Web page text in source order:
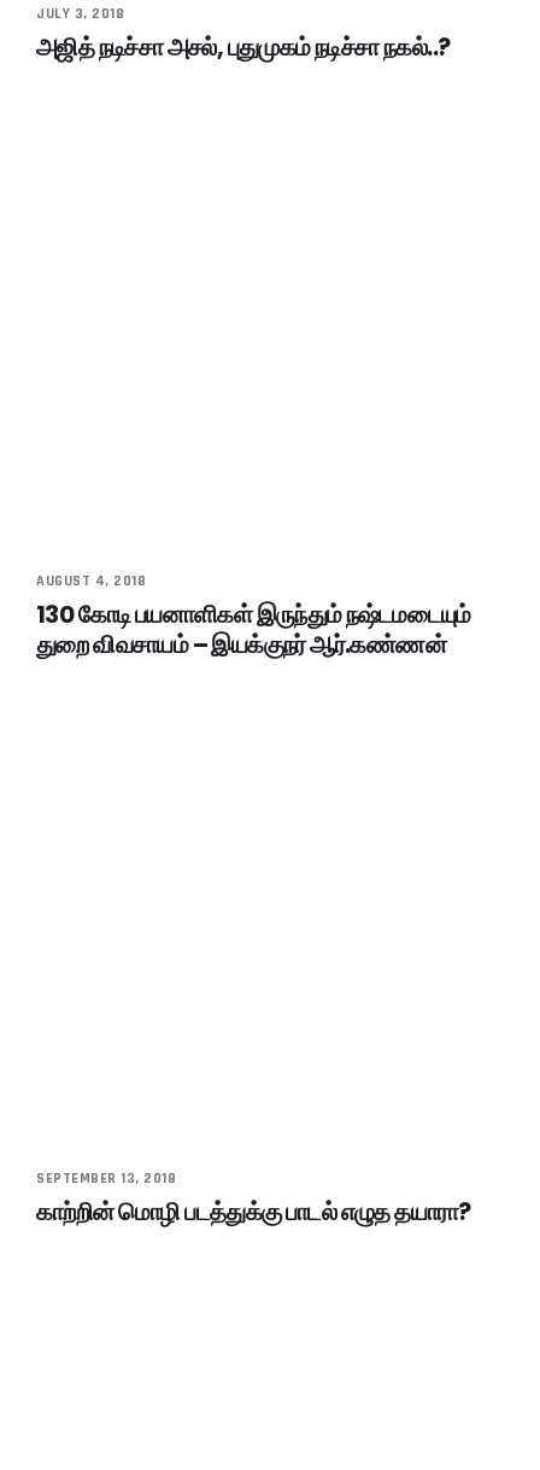
JULY 3, 2018
அஜித் நடிச்சா அசல், புதுமுகம் நடிச்சா நகல்..?
AUGUST 4, 2018
130 கோடி பயனாளிகள் இருந்தும் நஷ்டமடையும்
துறை விவசாயம் – இயக்குநர் ஆர்.கண்ணன்
SEPTEMBER 13, 2018
காற்றின் மொழி படத்துக்கு பாடல் எழுத தயாரா?